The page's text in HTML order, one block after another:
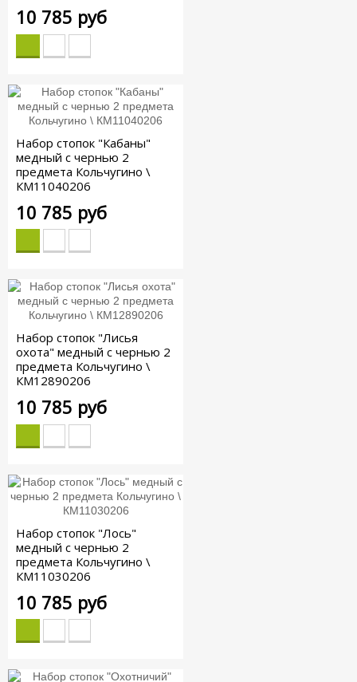
10 785 руб
Набор стопок "Кабаны"
медный с чернью 2
предмета Кольчугино \
КМ11040206
10 785 руб
Набор стопок "Лисья
охота" медный с чернью 2
предмета Кольчугино \
КМ12890206
10 785 руб
Набор стопок "Лось"
медный с чернью 2
предмета Кольчугино \
КМ11030206
10 785 руб